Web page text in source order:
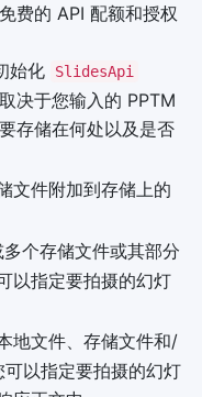
费的 API 配额和授权
始化
SlidesApi
决于您输入的 PPTM
存储在何处以及是否
文件附加到存储上的
个存储文件或其部分
以指定要拍摄的幻灯
地文件、存储文件和/
以指定要拍摄的幻灯